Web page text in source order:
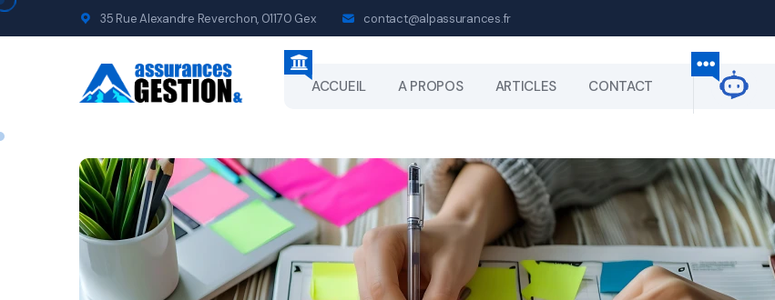
35 Rue Alexandre Reverchon, 01170 Gex contact@alpassurances.fr
ACCUEIL A PROPOS ARTICLES CONTACT